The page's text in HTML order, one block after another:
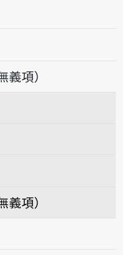
音讀thinn-pinn
義項）
義項）